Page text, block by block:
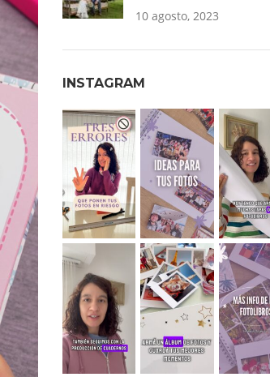
10 agosto, 2023
INSTAGRAM